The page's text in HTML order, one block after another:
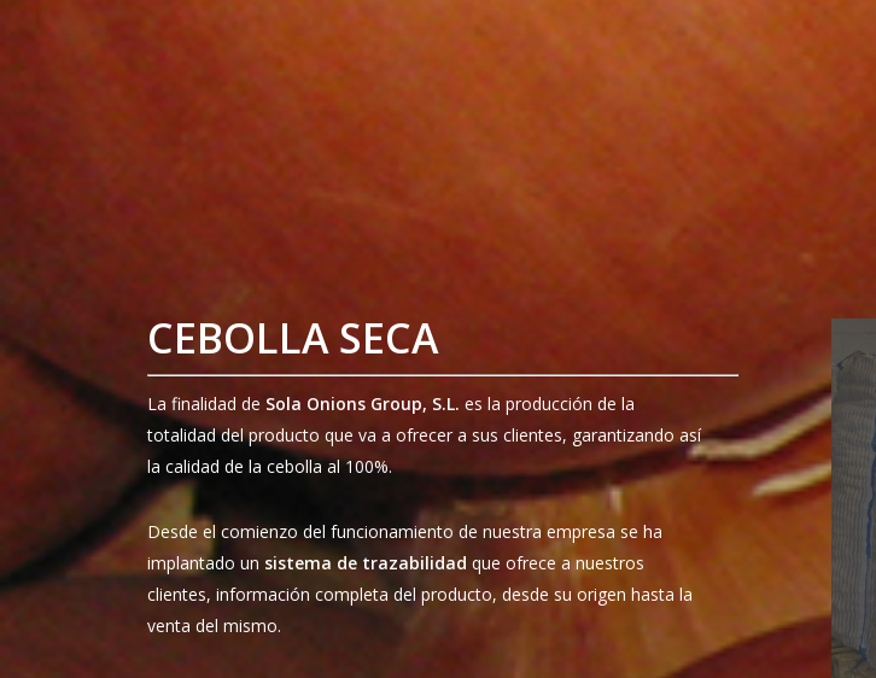
CEBOLLA SECA
La finalidad de Sola Onions Group, S.L.es la producción de la
totalidad del producto que va a ofrecer a sus clientes, garantizando así
la calidad de la cebolla al 100%.
Desde el comienzo del funcionamiento de nuestra empresa se ha
implantado un sistema de trazabilidad que ofrece a nuestros
clientes, información completa del producto, desde su origen hasta la
venta del mismo.